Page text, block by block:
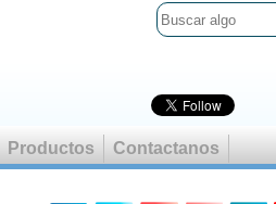
Productos
Contactanos